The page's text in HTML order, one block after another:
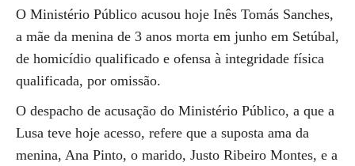
O Ministério Público acusou hoje Inês Tomás Sanches,
a mãe da menina de 3 anos morta em junho em Setúbal,
de homicídio qualificado e ofensa à integridade física
qualificada, por omissão.
O despacho de acusação do Ministério Público, a que a
Lusa teve hoje acesso, refere que a suposta ama da
menina, Ana Pinto, o marido, Justo Ribeiro Montes, e a